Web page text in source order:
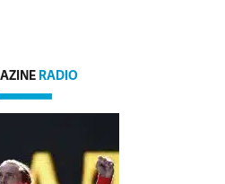
RADIO